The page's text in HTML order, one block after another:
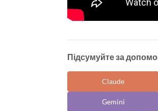
Підсумуйте за
Claude
Gemini